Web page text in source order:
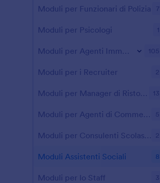
Moduli per Funzionari di Polizia 7
Moduli per Psicologi 1
Moduli per Agenti Immobiliari 105
Moduli per i Recruiter 2
Moduli per Manager di Ristoranti 13
Moduli per Agenti di Commercio 5
Moduli per Consulenti Scolastici 2
Moduli Assistenti Sociali 8
Moduli per lo Staff 3